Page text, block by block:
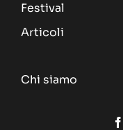
Festival
Articoli
Chi siamo